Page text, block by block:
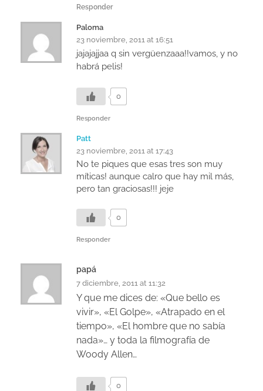
Responder
Paloma
23 noviembre, 2011 at 16:51
jajajajjaa q sin vergüenzaaa!!vamos, y no
habrá pelis!
0
Responder
Patt
23 noviembre, 2011 at 17:43
No te piques que esas tres son muy
míticas! aunque calro que hay mil más,
pero tan graciosas!!! jeje
0
Responder
papá
7 diciembre, 2011 at 11:32
Y que me dices de: «Que bello es
vivir», «El Golpe», «Atrapado en el
tiempo», «El hombre que no sabía
nada»… y toda la filmografía de
Woody Allen…
0